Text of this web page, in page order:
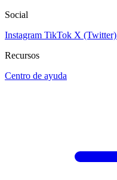
Social
Instagram TikTok X (Twitter)
Recursos
Centro de ayuda